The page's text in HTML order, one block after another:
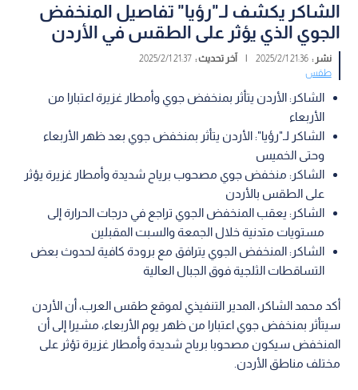
الشاكر يكشف لـ"رؤيا" تفاصيل المنخفض
الجوي الذي يؤثر على الطقس في الأردن
نشر :21:36 2025/2/1
| آخر تحديث :21:37 2025/2/1
طقس
الشاكر: الأردن يتأثر بمنخفض جوي وأمطار غزيرة اعتبارا من
الأربعاء
الشاكر لـ"رؤيا": الأردن يتأثر بمنخفض جوي بعد ظهر الأربعاء
وحتى الخميس
الشاكر: منخفض جوي مصحوب برياح شديدة وأمطار غزيرة يؤثر
على الطقس بالأردن
الشاكر: يعقب المنخفض الجوي تراجع في درجات الحرارة إلى
مستويات متدنية خلال الجمعة والسبت المقبلين
الشاكر: المنخفض الجوي يترافق مع برودة كافية لحدوث بعض
التساقطات الثلجية فوق الجبال العالية
أكد محمد الشاكر، المدير التنفيذي لموقع طقس العرب، أن الأردن
سيتأثر بمنخفض جوي اعتبارا من ظهر يوم الأربعاء، مشيرا إلى أن
المنخفض سيكون مصحوبا برياح شديدة وأمطار غزيرة تؤثر على
مختلف مناطق الأردن.